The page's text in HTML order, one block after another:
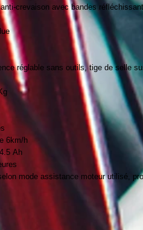
crevaison avec bandes
réglable sans outils, tige de selle
6km/h
Ah
mode assistance moteur utilisé,